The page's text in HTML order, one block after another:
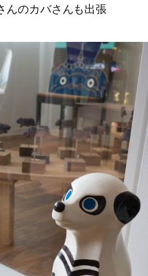
んのカバさんも出張